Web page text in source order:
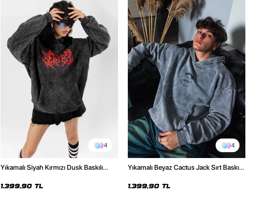
4
Yıkamalı Siyah Kırmızı Dusk Baskılı
1.399,90 TL
4
Yıkamalı Beyaz Cactus Jack Sırt Baskılı
1.399,90 TL